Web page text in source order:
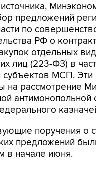
предложений
по
РФ о
отдельных
лиц (223-ФЗ) в
субъектов МСП. Эти
на рассмотрение
поручения о
предложений
в начале июня.